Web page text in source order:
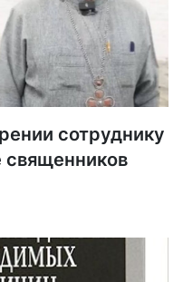
сотруднику
священников